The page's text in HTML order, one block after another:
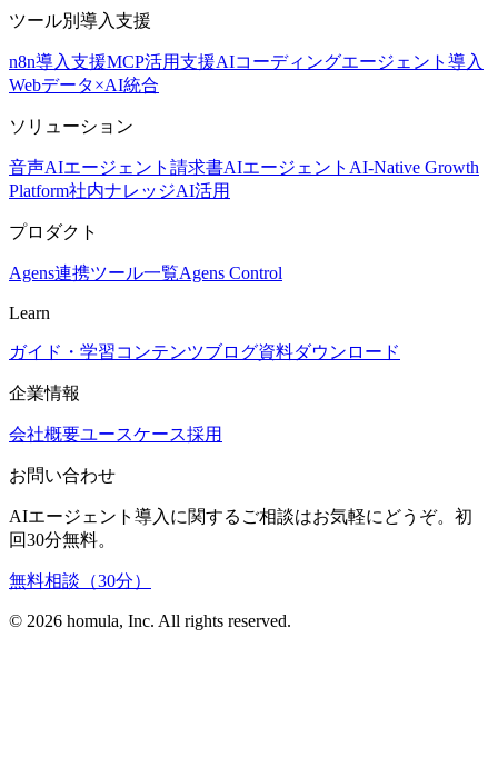
ツール別導入支援
n8n導入支援MCP活用支援AIコーディングエージェント導入
Webデータ×AI統合
ソリューション
音声AIエージェント 請求書AIエージェント AI-Native Growth
Platform社内ナレッジAI活用
プロダクト
Agens連携ツール一覧Agens Control
Learn
ガイド・学習コンテンツブログ資料ダウンロード
企業情報
会社概要ユースケース採用
お問い合わせ
AIエージェント導入に関するご相談はお気軽にどうぞ。初
回30分無料。
無料相談（30分）
© 2026 homula, Inc. All rights reserved.